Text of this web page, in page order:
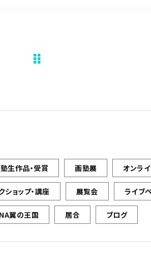
塾生作品・受賞 画塾展 オンラ
ショップ・講座 展覧会 ライブ
翼の王国 居合 ブログ